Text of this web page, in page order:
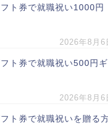
ト券で就職祝い1000円
2026年8月6
ト券で就職祝い500円ギ
2026年8月6
ト券で就職祝いを贈る